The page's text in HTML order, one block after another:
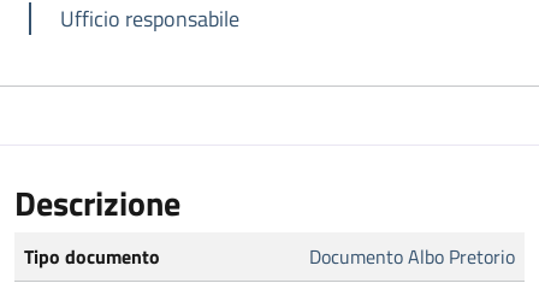
Ufficio responsabile
Descrizione
Tipo documento
Documento Albo Pretorio